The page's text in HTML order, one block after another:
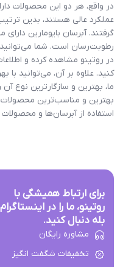
در واقع، هر دو این محصولات
عملکرد عالی هستند، بدین
گرفتند. آبرسان بایومارین
رطوبت‌رسان است. شما
در روتینو مشاهده کرده و
کنید. علاوه بر آن، می‌توانید
ما، بهترین و سازگار‌ترین نوع آن
بهترین و مناسب‌ترین
استفاده از آبرسان‌ها و
برای ارتباط همیشگی با
روتینو، ما را در
بله دنبال کنید.
مشاوره رایگان
تخفیفات شگفت انگیز